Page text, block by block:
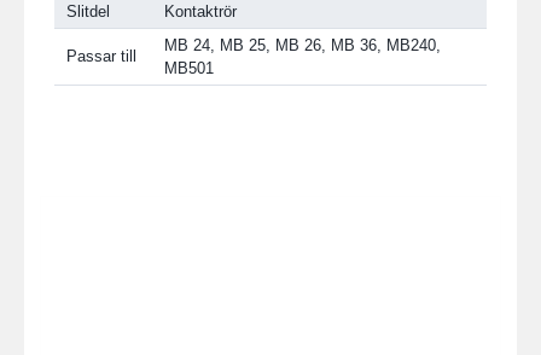
Slitdel
Kontaktrör
Passar till
MB 24, MB 25, MB 26, MB 36, MB240,
MB501